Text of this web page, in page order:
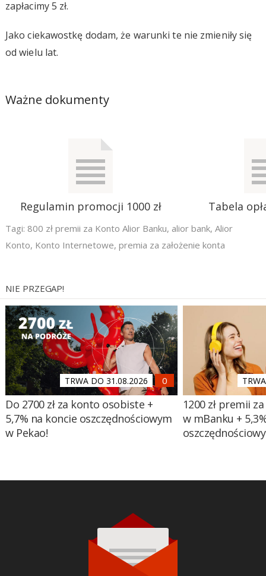
zapłacimy 5 zł.
Jako ciekawostkę dodam, że warunki te nie zmieniły się
od wielu lat.
Ważne dokumenty
Regulamin promocji 1000 zł Tabela
Tagi: 800 zł premii za Konto Alior Banku, alior bank, Alior
Konto, Konto Internetowe, premia za założenie konta
NIE PRZEGAP!
TRWA DO 31.08.2026
Do 2700 zł za konto osobiste +
5,7% na koncie oszczędnościowym
w Pekao!
1200 zł premii
w mBanku +